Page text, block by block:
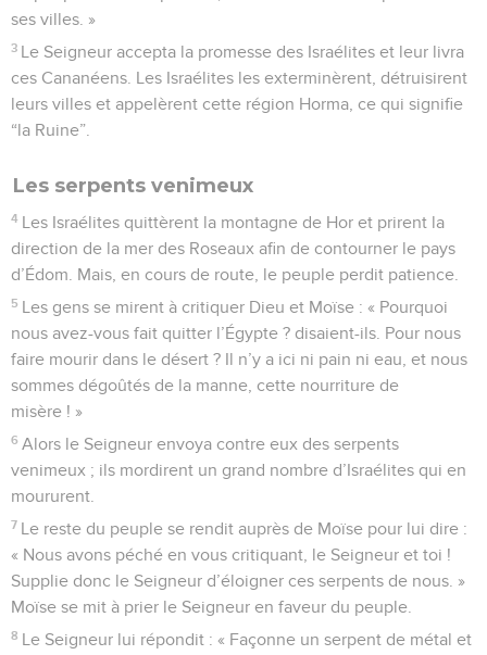
ses villes. »
3 Le Seigneur accepta la promesse des Israélites et leur livra
ces Cananéens. Les Israélites les exterminèrent, détruisirent
leurs villes et appelèrent cette région Horma, ce qui signifie
“la Ruine”.
Les serpents venimeux
4 Les Israélites quittèrent la montagne de Hor et prirent la
direction de la mer des Roseaux afin de contourner le pays
d’Édom. Mais, en cours de route, le peuple perdit patience.
5 Les gens se mirent à critiquer Dieu et Moïse : « Pourquoi
nous avez-vous fait quitter l’Égypte ? disaient-ils. Pour nous
faire mourir dans le désert ? Il n’y a ici ni pain ni eau, et nous
sommes dégoûtés de la manne, cette nourriture de
misère ! »
6 Alors le Seigneur envoya contre eux des serpents
venimeux ; ils mordirent un grand nombre d’Israélites qui en
moururent.
7 Le reste du peuple se rendit auprès de Moïse pour lui dire :
« Nous avons péché en vous critiquant, le Seigneur et toi !
Supplie donc le Seigneur d’éloigner ces serpents de nous. »
Moïse se mit à prier le Seigneur en faveur du peuple.
8 Le Seigneur lui répondit : « Façonne un serpent de métal et